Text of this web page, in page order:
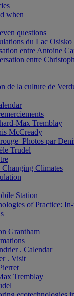
when
questions
du Lac Osisko
entre Antoine
entre
de la culture de
Max Tremblay
McCready
par
Trudel
Climates
Station
of Practice:
Grantham
. Calendar
. Visit
Tremblay